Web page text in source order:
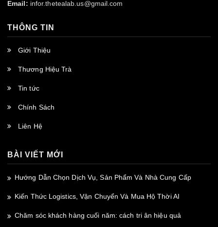
Email: infor.thetealab.us@gmail.com
THÔNG TIN
Giới Thiệu
Thương Hiệu Trà
Tin tức
Chính Sách
Liên Hệ
BÀI VIẾT MỚI
Hướng Dẫn Chọn Dịch Vụ, Sản Phẩm Và Nhà Cung Cấp
Kiến Thức Logistics, Vận Chuyển Và Mua Hộ Thời AI
Chăm sóc khách hàng cuối năm: cách tri ân hiệu quả